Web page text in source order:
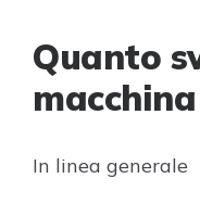
Quanto
In linea generale